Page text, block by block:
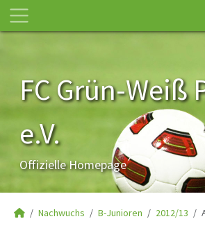
FC Grün-Weiß
e.V.
Offizielle Homepage
Nachwuchs B-Junioren 2012/13